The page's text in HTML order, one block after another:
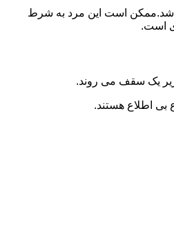
باشد.ممکن است این مرد به شرط
است.
زیر یک سقف می روند.
بی اطلاع هستند.